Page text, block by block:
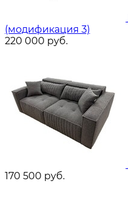
(модификация 3)
220 000 руб.
170 500 руб.